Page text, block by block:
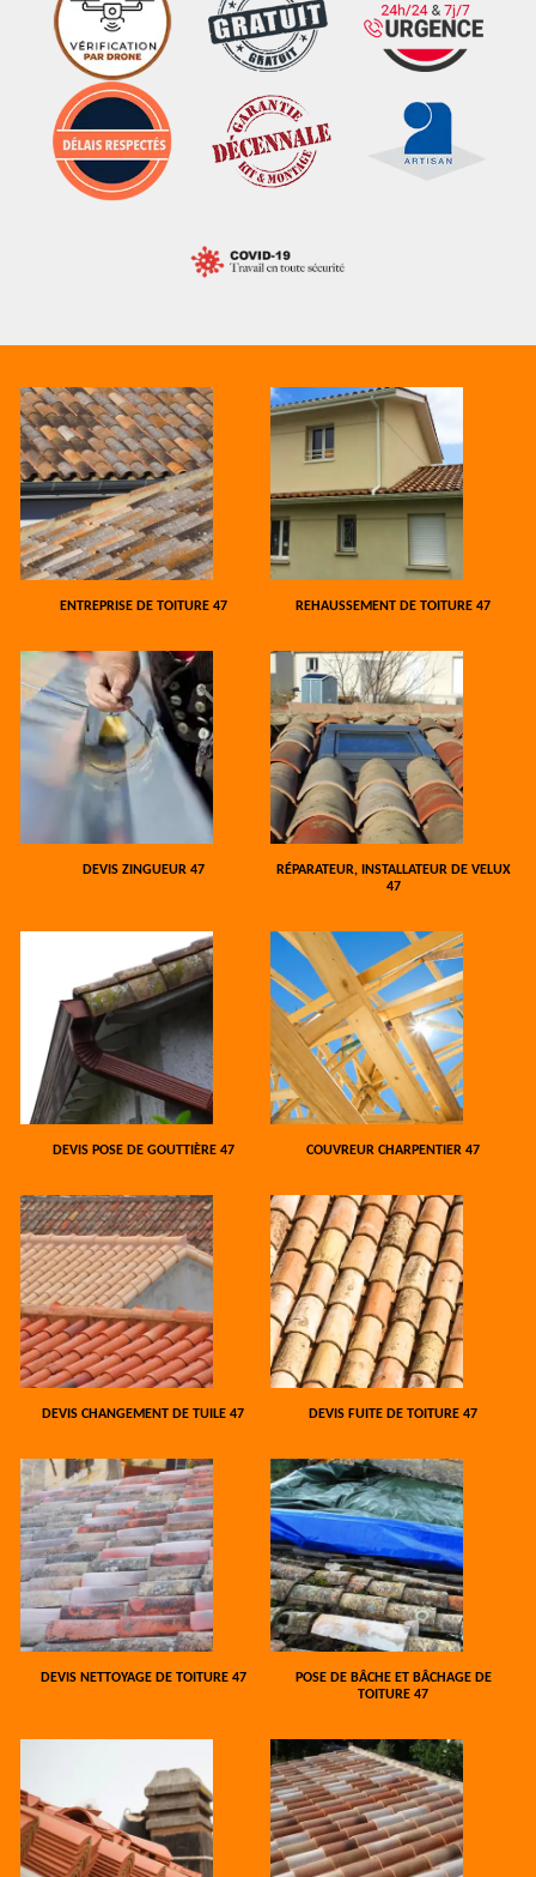
ENTREPRISE DE TOITURE 47 REHAUSSEMENT DE TOITURE 47
DEVIS ZINGUEUR 47
RÉPARATEUR, INSTALLATEUR DE VELUX
47
DEVIS POSE DE GOUTTIÈRE 47 COUVREUR CHARPENTIER 47
DEVIS CHANGEMENT DE TUILE 47 DEVIS FUITE DE TOITURE 47
DEVIS NETTOYAGE DE TOITURE 47
POSE DE BÂCHE ET BÂCHAGE DE
TOITURE 47